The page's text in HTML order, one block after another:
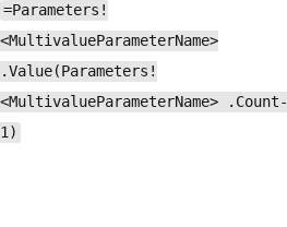
=Parameters!
<MultivalueParameterName>
.Value(Parameters!
<MultivalueParameterName> .Count-
1)